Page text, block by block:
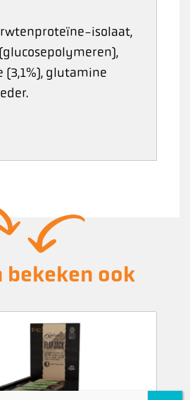
isolaat,
(3,1%), glutamine
bekeken ook